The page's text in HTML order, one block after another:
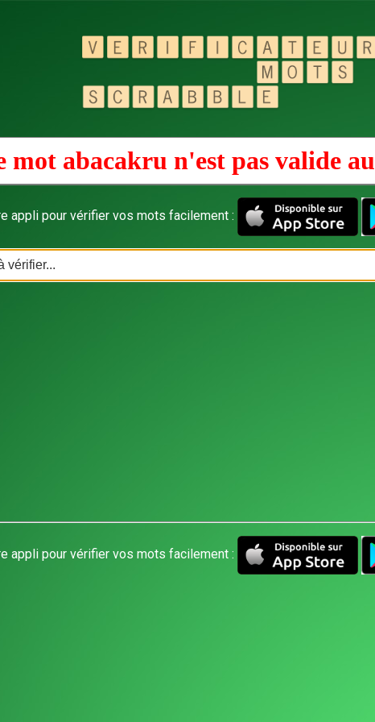
mot abacakru n'est pas valide au
appli pour vérifier vos mots facilement :
appli pour vérifier vos mots facilement :